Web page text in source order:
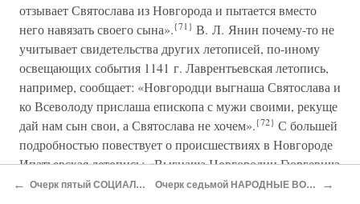
отзывает Святослава из Новгорода и пытается вместо
него навязать своего сына».{71} В. Л. Янин почему-то не
учитывает свидетельства других летописей, по-иному
освещающих события 1141 г. Лаврентьевская летопись,
например, сообщает: «Новгородци выгнаша Святослава и
ко Всеволоду прислаша епископа с мужи своими, рекуще
дай нам сын свои, а Святослава не хочем».{72} С большей
подробностью повествует о происшествиях в Новгороде
Ипатьевская летопись: «Выгнаша Новгородци Гюргевича
Ростислава и испросиша у Всеволода брата Святослава в
← Очерк пятый СОЦИАЛЬНО-ПОЛИТИЧЕСКАЯ БОРЬБА В НОВГОРОДЕ И СОБЫТИЯ 1136 г. Очерк седьмой НАРОДНЫЕ ВОЛНЕНИЯ 1209 г. И ОТНОШЕНИЯ НОВГОРОДА С КНЯЗЕМ ВСЕВОЛОДОМ БОЛЬШОЕ ГНЕЗДО →